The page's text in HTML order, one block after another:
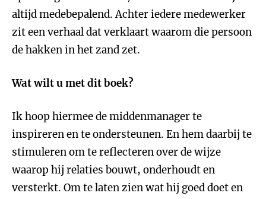
altijd medebepalend. Achter iedere medewerker
zit een verhaal dat verklaart waarom die persoon
de hakken in het zand zet.
Wat wilt u met dit boek?
Ik hoop hiermee de middenmanager te
inspireren en te ondersteunen. En hem daarbij te
stimuleren om te reflecteren over de wijze
waarop hij relaties bouwt, onderhoudt en
versterkt. Om te laten zien wat hij goed doet en